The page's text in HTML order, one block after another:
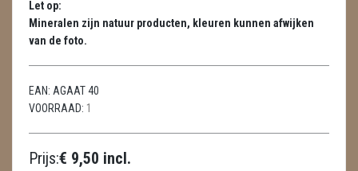
HUISREINIGING
KAARSEN
MASSAGE
Let op:
Mineralen zijn natuur producten, kleuren kunnen afwijken
van de foto.
EAN: AGAAT 40
VOORRAAD: 1
Prijs:€ 9,50 incl.